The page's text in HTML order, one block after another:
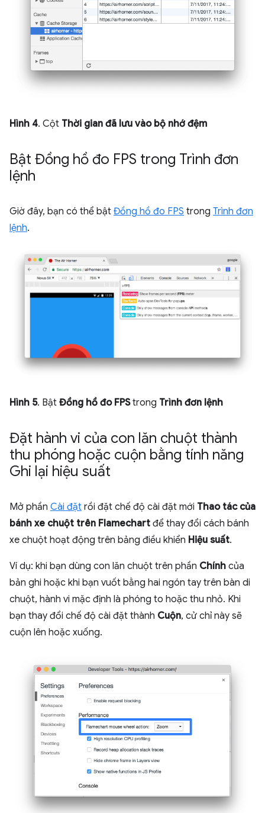
Hình 4. Cột Thời gian đã lưu vào bộ nhớ đệm
Bật Đồng hồ đo FPS trong Trình đơn
lệnh
Giờ đây, bạn có thể bật Đồng hồ đo FPS trong Trình đơn
lệnh.
Hình 5. Bật Đồng hồ đo FPStrong Trình đơn lệnh
Đặt hành vi của con lăn chuột thành
thu phóng hoặc cuộn bằng tính năng
Ghi lại hiệu suất
Mở phần Cài đặt rồi đặt chế độ cài đặt mới Thao tác của
bánh xe chuột trên Flamechart để thay đổi cách bánh
xe chuột hoạt động trên bảng điều khiển Hiệu suất.
Ví dụ: khi bạn dùng con lăn chuột trên phần Chính của
bản ghi hoặc khi bạn vuốt bằng hai ngón tay trên bàn di
chuột, hành vi mặc định là phóng to hoặc thu nhỏ. Khi
bạn thay đổi chế độ cài đặt thành Cuộn, cử chỉ này sẽ
cuộn lên hoặc xuống.